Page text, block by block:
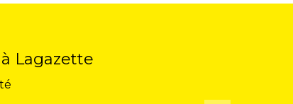
Lagazette